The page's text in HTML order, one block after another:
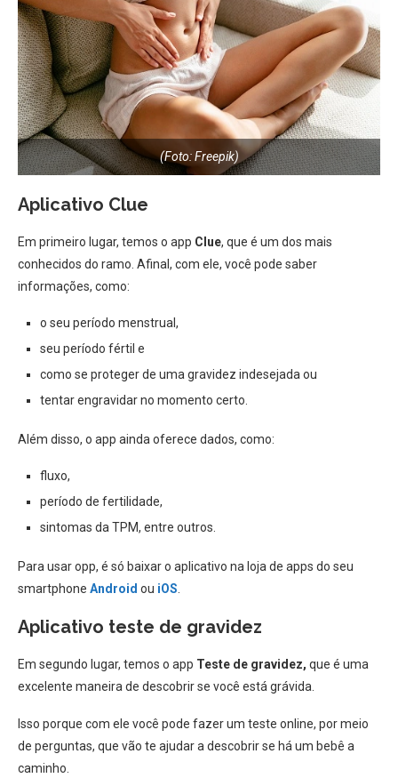
(Foto: Freepik)
Aplicativo Clue
Em primeiro lugar, temos o app Clue, que é um dos mais
conhecidos do ramo. Afinal, com ele, você pode saber
informações, como:
o seu período menstrual,
seu período fértil e
como se proteger de uma gravidez indesejada ou
tentar engravidar no momento certo.
Além disso, o app ainda oferece dados, como:
fluxo,
período de fertilidade,
sintomas da TPM, entre outros.
Para usar opp, é só baixar o aplicativo na loja de apps do seu
smartphone Android ou iOS
Aplicativo teste de gravidez
Em segundo lugar, temos o app Teste de gravidez, que é uma
excelente maneira de descobrir se você está grávida.
Isso porque com ele você pode fazer um teste online, por meio
de perguntas, que vão te ajudar a descobrir se há um bebê a
caminho.